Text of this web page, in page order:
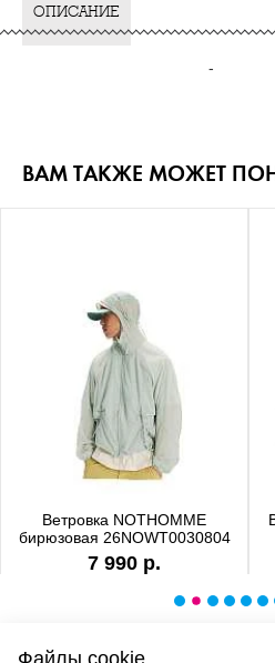
ОПИСАНИЕ
-
ВАМ ТАКЖЕ МОЖЕТ
Ветровка NOTHOMME
бирюзовая 26NOWT0030804
7 990 р.
Файлы cookie